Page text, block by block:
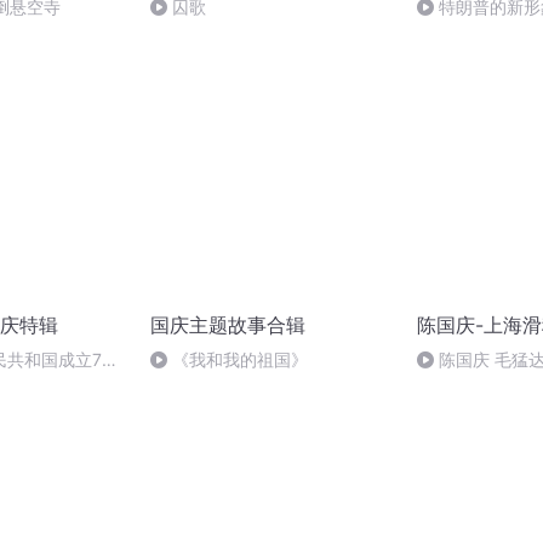
悬空寺 囚歌 特朗普的新
特辑
共和国成立73
国庆主题故事合辑
《我和我的祖国》
陈国庆-上海
陈国庆 毛猛